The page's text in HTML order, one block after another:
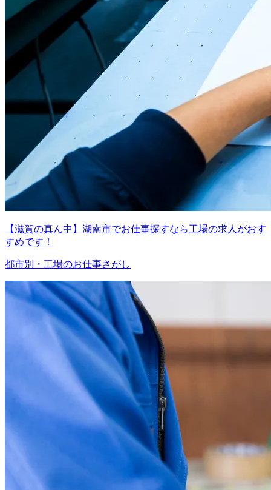
【滋賀の真ん中】湖南市でお仕事探すなら工場の求人がおす
すめです！
都市別・工場のお仕事さがし